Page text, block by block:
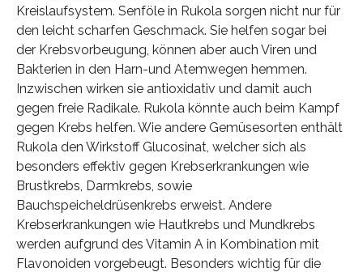
Kreislaufsystem. Senföle in Rukola sorgen nicht nur für
den leicht scharfen Geschmack. Sie helfen sogar bei
der Krebsvorbeugung, können aber auch Viren und
Bakterien in den Harn-und Atemwegen hemmen.
Inzwischen wirken sie antioxidativ und damit auch
gegen freie Radikale. Rukola könnte auch beim Kampf
gegen Krebs helfen. Wie andere Gemüsesorten enthält
Rukola den Wirkstoff Glucosinat, welcher sich als
besonders effektiv gegen Krebserkrankungen wie
Brustkrebs, Darmkrebs, sowie
Bauchspeicheldrüsenkrebs erweist. Andere
Krebserkrankungen wie Hautkrebs und Mundkrebs
werden aufgrund des Vitamin A in Kombination mit
Flavonoiden vorgebeugt. Besonders wichtig für die